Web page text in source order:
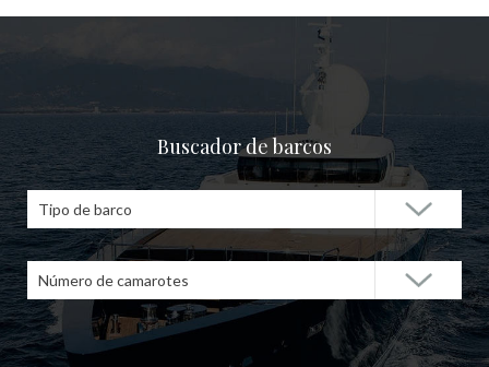
Buscador de barcos
Tipo de barco
Número de camarotes